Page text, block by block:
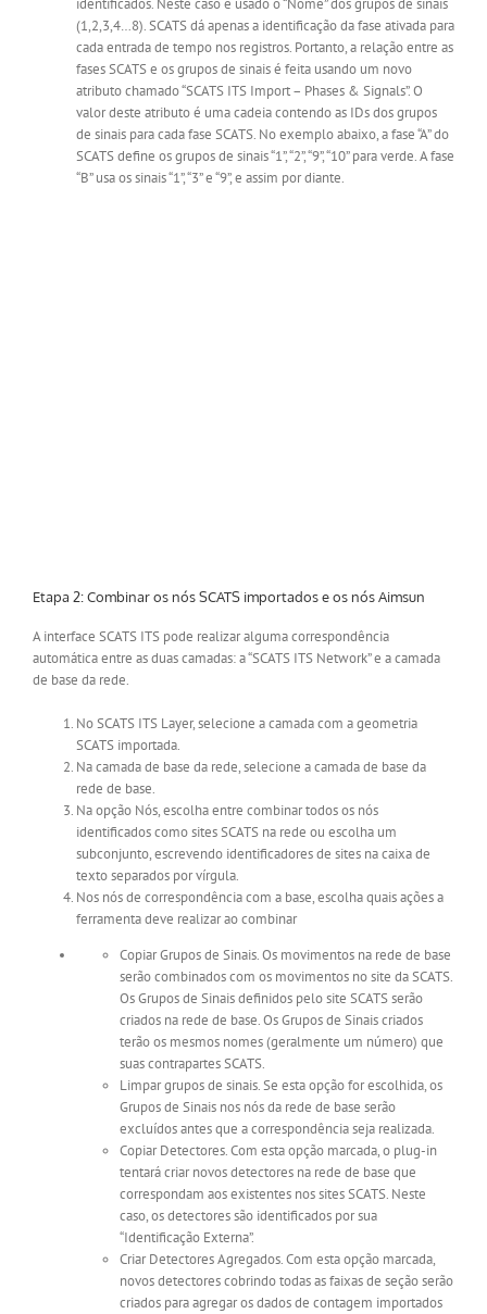
identificados. Neste caso é usado o “Nome” dos grupos de sinais
(1,2,3,4…8). SCATS dá apenas a identificação da fase ativada para
cada entrada de tempo nos registros. Portanto, a relação entre as
fases SCATS e os grupos de sinais é feita usando um novo
atributo chamado “SCATS ITS Import – Phases & Signals”. O
valor deste atributo é uma cadeia contendo as IDs dos grupos
de sinais para cada fase SCATS. No exemplo abaixo, a fase “A” do
SCATS define os grupos de sinais “1”, “2”, “9”, “10” para verde. A fase
“B” usa os sinais “1”, “3” e “9”, e assim por diante.
Etapa 2: Combinar os nós SCATS importados e os nós Aimsun
A interface SCATS ITS pode realizar alguma correspondência
automática entre as duas camadas: a “SCATS ITS Network” e a camada
de base da rede.
No SCATS ITS Layer, selecione a camada com a geometria
SCATS importada.
Na camada de base da rede, selecione a camada de base da
rede de base.
Na opção Nós, escolha entre combinar todos os nós
identificados como sites SCATS na rede ou escolha um
subconjunto, escrevendo identificadores de sites na caixa de
texto separados por vírgula.
Nos nós de correspondência com a base, escolha quais ações a
ferramenta deve realizar ao combinar
Copiar Grupos de Sinais. Os movimentos na rede de base
serão combinados com os movimentos no site da SCATS.
Os Grupos de Sinais definidos pelo site SCATS serão
criados na rede de base. Os Grupos de Sinais criados
terão os mesmos nomes (geralmente um número) que
suas contrapartes SCATS.
Limpar grupos de sinais. Se esta opção for escolhida, os
Grupos de Sinais nos nós da rede de base serão
excluídos antes que a correspondência seja realizada.
Copiar Detectores. Com esta opção marcada, o plug-in
tentará criar novos detectores na rede de base que
correspondam aos existentes nos sites SCATS. Neste
caso, os detectores são identificados por sua
“Identificação Externa”.
Criar Detectores Agregados. Com esta opção marcada,
novos detectores cobrindo todas as faixas de seção serão
criados para agregar os dados de contagem importados